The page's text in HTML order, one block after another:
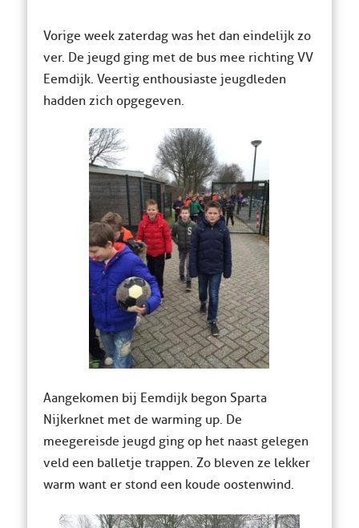
Vorige week zaterdag was het dan eindelijk zo
ver. De jeugd ging met de bus mee richting VV
Eemdijk. Veertig enthousiaste jeugdleden
hadden zich opgegeven.
Aangekomen bij Eemdijk begon Sparta
Nijkerk net met de warming up. De
meegereisde jeugd ging op het naast gelegen
veld een balletje trappen. Zo bleven ze lekker
warm want er stond een koude oostenwind.